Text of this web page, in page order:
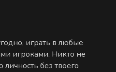
играть в любые
игроками. Никто не
без твоего